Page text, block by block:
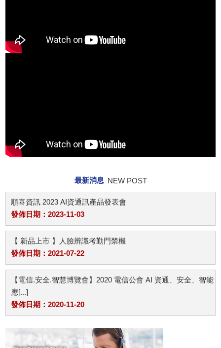
最新消息 NEW POST
順喜資訊 2023 AI資通訊產品發表會
發佈日期：2023-11-03
【 新品上市 】人臉辨識考勤門禁機
發佈日期：2021-07-22
【電信.安全.智慧博覽會】2020 電信公會 AI 資通、安全、智能
應[...]
發佈日期：2020-11-20